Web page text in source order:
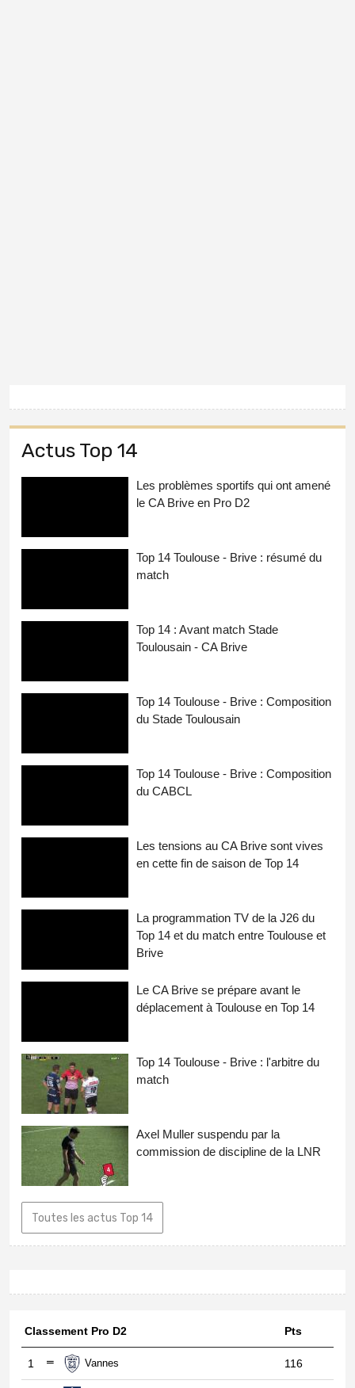
Actus Top 14
Les problèmes sportifs qui ont amené
le CA Brive en Pro D2
Top 14 Toulouse - Brive : résumé du
match
Top 14 : Avant match Stade
Toulousain - CA Brive
Top 14 Toulouse - Brive : Composition
du Stade Toulousain
Top 14 Toulouse - Brive : Composition
du CABCL
Les tensions au CA Brive sont vives
en cette fin de saison de Top 14
La programmation TV de la J26 du
Top 14 et du match entre Toulouse et
Brive
Le CA Brive se prépare avant le
déplacement à Toulouse en Top 14
Top 14 Toulouse - Brive : l'arbitre du
match
Axel Muller suspendu par la
commission de discipline de la LNR
Toutes les actus Top 14
Classement Pro D2 Pts
1 Vannes 116